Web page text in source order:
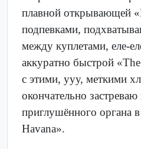
плавной открывающей
подпевками,
между куплетами, еле-
аккуратно быстрой
с этими, ууу, меткими
окончательно застреваю
приглушённого органа
Havana».